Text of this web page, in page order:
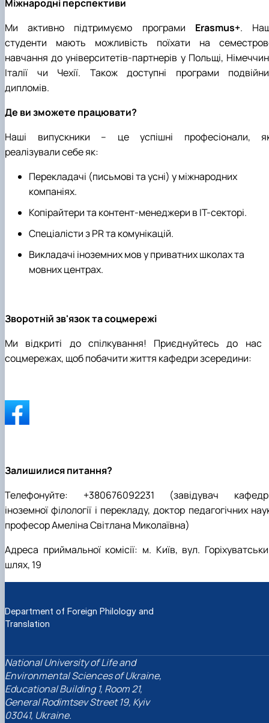
Міжнародні перспективи
Ми активно підтримуємо програми Erasmus+.
студенти мають можливість поїхати на
навчання до університетів-партнерів у Польщі,
Італії чи Чехії. Також доступні програми
дипломів.
Де ви зможете працювати?
Наші випускники – це успішні професіонали,
реалізували себе як:
Перекладачі (письмові та усні) у міжнародних
компаніях.
Копірайтери та контент-менеджери в ІТ-секторі.
Спеціалісти з PR та комунікацій.
Викладачі іноземних мов у приватних школах та
мовних центрах.
Зворотній зв'язок та соцмережі
Ми відкриті до спілкування! Приєднуйтесь до нас
соцмережах, щоб побачити життя кафедри зсередини:
Залишилися питання?
Телефонуйте: +380676092231 (завідувач
іноземної філології і перекладу, доктор педагогічних
професор Амеліна Світлана Миколаївна)
Адреса приймальної комісії: м. Київ, вул.
шлях, 19
Department of Foreign Philology and
Translation
National University of Life and
Environmental Sciences of Ukraine,
Educational Building 1, Room 21,
General Rodimtsev Street 19, Kyiv
03041, Ukraine.